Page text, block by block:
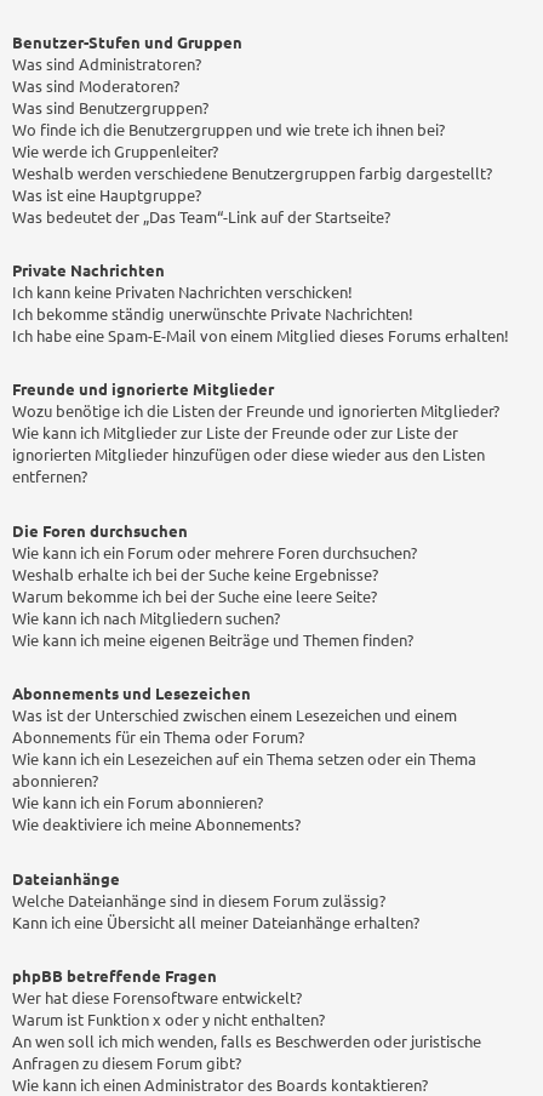
Benutzer-Stufen und Gruppen
Was sind Administratoren?
Was sind Moderatoren?
Was sind Benutzergruppen?
Wo finde ich die Benutzergruppen und wie trete ich ihnen bei?
Wie werde ich Gruppenleiter?
Weshalb werden verschiedene Benutzergruppen farbig dargestellt?
Was ist eine Hauptgruppe?
Was bedeutet der „Das Team“-Link auf der Startseite?
Private Nachrichten
Ich kann keine Privaten Nachrichten verschicken!
Ich bekomme ständig unerwünschte Private Nachrichten!
Ich habe eine Spam-E-Mail von einem Mitglied dieses Forums erhalten!
Freunde und ignorierte Mitglieder
Wozu benötige ich die Listen der Freunde und ignorierten Mitglieder?
Wie kann ich Mitglieder zur Liste der Freunde oder zur Liste der
ignorierten Mitglieder hinzufügen oder diese wieder aus den Listen
entfernen?
Die Foren durchsuchen
Wie kann ich ein Forum oder mehrere Foren durchsuchen?
Weshalb erhalte ich bei der Suche keine Ergebnisse?
Warum bekomme ich bei der Suche eine leere Seite?
Wie kann ich nach Mitgliedern suchen?
Wie kann ich meine eigenen Beiträge und Themen finden?
Abonnements und Lesezeichen
Was ist der Unterschied zwischen einem Lesezeichen und einem
Abonnements für ein Thema oder Forum?
Wie kann ich ein Lesezeichen auf ein Thema setzen oder ein Thema
abonnieren?
Wie kann ich ein Forum abonnieren?
Wie deaktiviere ich meine Abonnements?
Dateianhänge
Welche Dateianhänge sind in diesem Forum zulässig?
Kann ich eine Übersicht all meiner Dateianhänge erhalten?
phpBB betreffende Fragen
Wer hat diese Forensoftware entwickelt?
Warum ist Funktion x oder y nicht enthalten?
An wen soll ich mich wenden, falls es Beschwerden oder juristische
Anfragen zu diesem Forum gibt?
Wie kann ich einen Administrator des Boards kontaktieren?